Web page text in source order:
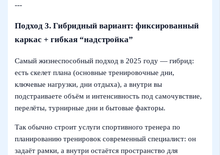
---
Подход 3. Гибридный вариант: фиксированный
каркас + гибкая “надстройка”
Самый жизнеспособный подход в 2025 году — гибрид:
есть скелет плана (основные тренировочные дни,
ключевые нагрузки, дни отдыха), а внутри вы
подстраиваете объём и интенсивность под самочувствие,
перелёты, турнирные дни и бытовые факторы.
Так обычно строит услуги спортивного тренера по
планированию тренировок современный специалист: он
задаёт рамки, а внутри остаётся пространство для